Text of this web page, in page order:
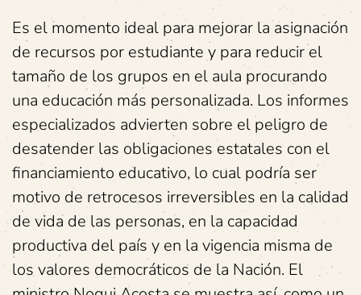
Es el momento ideal para mejorar la asignación
de recursos por estudiante y para reducir el
tamaño de los grupos en el aula procurando
una educación más personalizada. Los informes
especializados advierten sobre el peligro de
desatender las obligaciones estatales con el
financiamiento educativo, lo cual podría ser
motivo de retrocesos irreversibles en la calidad
de vida de las personas, en la capacidad
productiva del país y en la vigencia misma de
los valores democráticos de la Nación. El